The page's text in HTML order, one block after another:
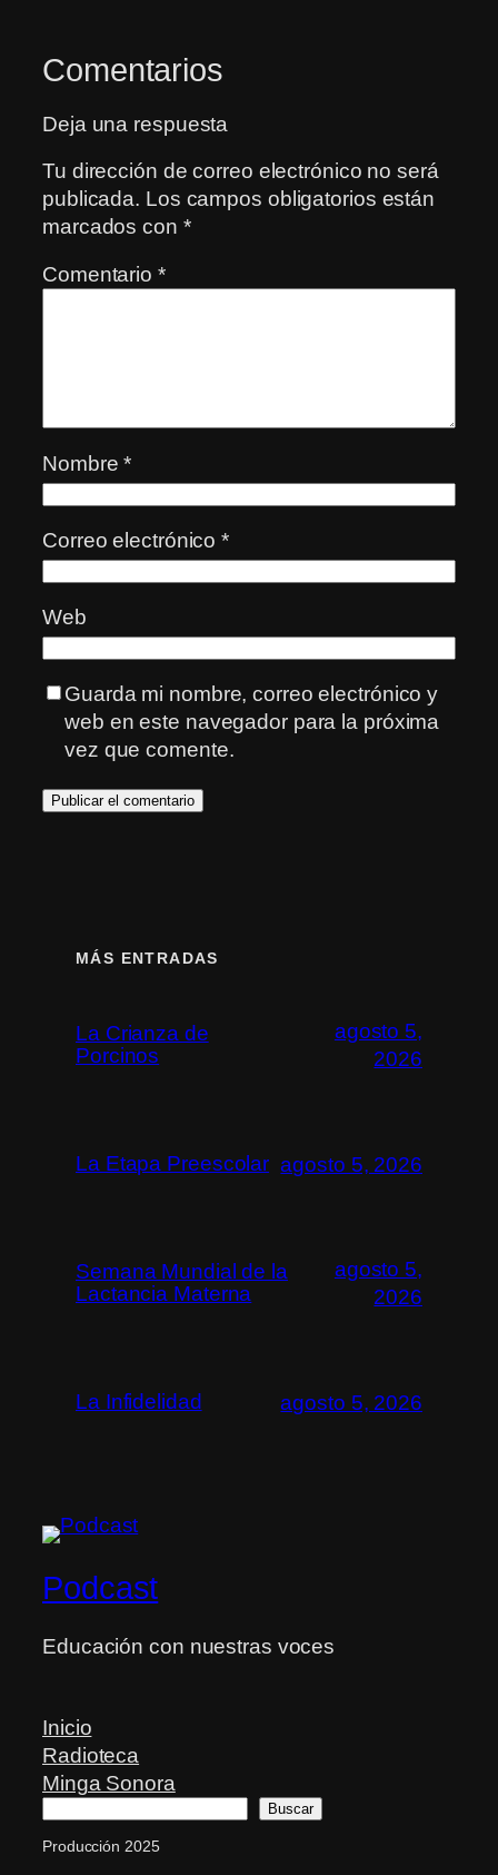
Comentarios
Deja una respuesta
Tu dirección de correo electrónico no será
publicada. Los campos obligatorios están
marcados con *
Comentario *
Nombre*
Correo electrónico*
Web
Guarda mi nombre, correo electrónico y
web en este navegador para la próxima
vez que comente.
MÁS ENTRADAS
La Crianza de
Porcinos
agosto 5,
2026
La Etapa Preescolar agosto 5, 2026
Semana Mundial de la
Lactancia Materna
agosto 5,
2026
La Infidelidad agosto 5, 2026
Podcast
Educación con nuestras voces
Inicio
Radioteca
Minga Sonora
Buscar
Producción 2025